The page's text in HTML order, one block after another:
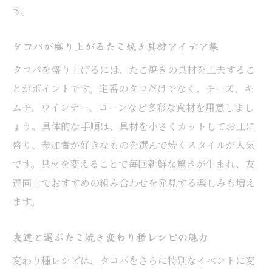
す。
タコパが盛り上がるたこ焼き具材アイデア集
タコパを盛り上げるには、たこ焼きの具材を工夫するこ
とがポイントです。定番のタコだけでなく、チーズ、キ
ムチ、ウインナー、コーンなど多彩な食材を用意しまし
ょう。具体的な手順は、具材を小さくカットしてお皿に
盛り、参加者が好きなものを選んで焼くスタイルが人気
です。具材を変えることで毎回新鮮な驚きが生まれ、友
達同士でおすすめの組み合わせを発見する楽しみも増え
ます。
友達と選ぶたこ焼き変わり種レシピの魅力
変わり種レシピは、タコパをさらに特別なイベントに変